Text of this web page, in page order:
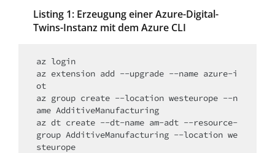
Listing 1: Erzeugung einer Azure-Digital-
Twins-Instanz mit dem Azure CLI
az login
az extension add --upgrade --name azure-i
ot
az group create --location westeurope --n
ame AdditiveManufacturing
az dt create --dt-name am-adt --resource-
group AdditiveManufacturing --location we
steurope